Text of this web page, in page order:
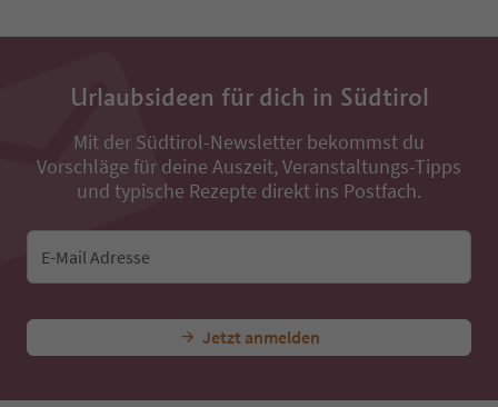
Urlaubsideen für dich in Südtirol
Mit der Südtirol-Newsletter bekommst du
Vorschläge für deine Auszeit, Veranstaltungs-Tipps
und typische Rezepte direkt ins Postfach.
E-Mail Adresse
Jetzt anmelden